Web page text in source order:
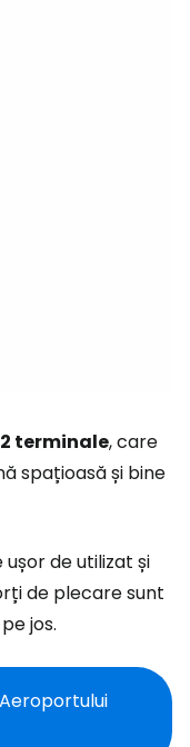
2 terminale, care
spațioasă și bine
de utilizat și
de plecare sunt
jos.